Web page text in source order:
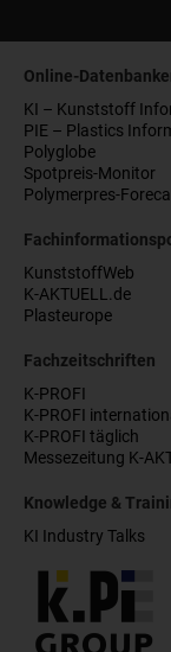
Online-
KI – Kunststoff
PIE – Plastics
Polyglobe
Spotpreis-Monitor
Polymerpres-
KunststoffWeb
K-AKTUELL.de
Plasteurope
Fachzeitschriften
K-PROFI
K-PROFI
K-PROFI täglich
Messezeitung K-
Knowledge &
KI Industry Talks